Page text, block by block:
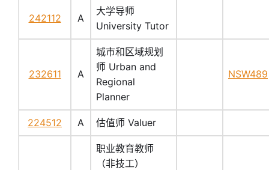
242112 A
大学导师
University Tutor
232611 A
城市和区域规划
师 Urban and
Regional
Planner
NSW489
224512 A 估值师 Valuer
职业教育教师
（非技工）